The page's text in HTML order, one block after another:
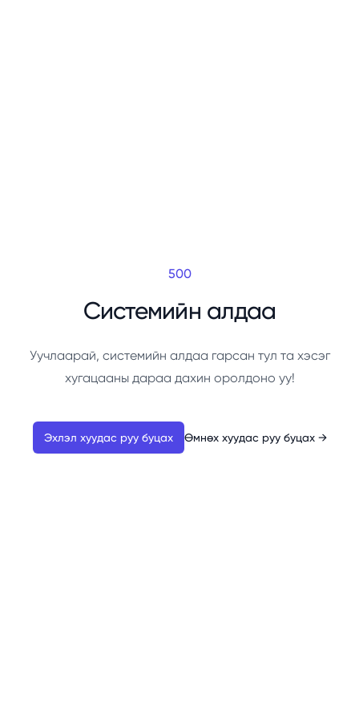
500
Системийн алдаа
Уучлаарай, системийн алдаа гарсан тул та хэсэг
хугацааны дараа дахин оролдоно уу!
Эхлэл хуудас руу буцах Өмнөх хуудас руу буцах →